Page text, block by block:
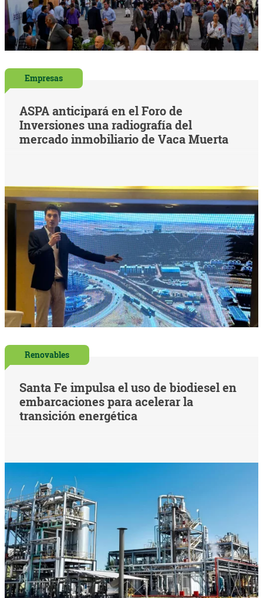
Empresas
ASPA anticipará en el Foro de
Inversiones una radiografía del
mercado inmobiliario de Vaca Muerta
Renovables
Santa Fe impulsa el uso de biodiesel en
embarcaciones para acelerar la
transición energética